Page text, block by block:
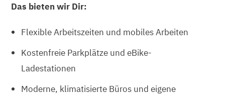
Das bieten wir Dir:
Flexible Arbeitszeiten und mobiles Arbeiten
Kostenfreie Parkplätze und eBike-
Ladestationen
Moderne, klimatisierte Büros und eigene